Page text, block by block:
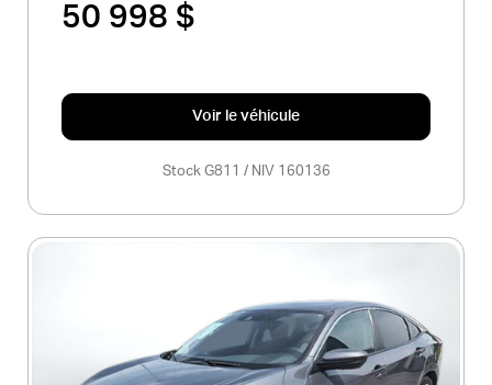
50 998 $
Voir le véhicule
Stock G811 / NIV 160136